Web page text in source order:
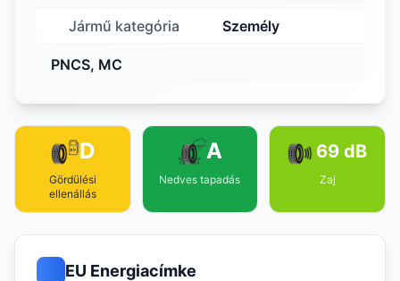
Jármű kategória Személy
PNCS, MC
D
Gördülési
ellenállás
A
Nedves tapadás
69 dB
Zaj
EU Energiacímke